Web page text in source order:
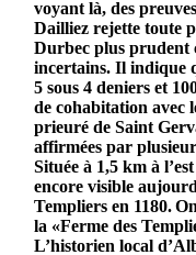
voyant là, des
Dailliez rejette toute
Durbec plus prudent
incertains. Il indique
5 sous 4 deniers et
de cohabitation avec
prieuré de Saint
affirmées par
Située à 1,5 km à
encore visible
Templiers en 1180.
la «Ferme des
L’historien local